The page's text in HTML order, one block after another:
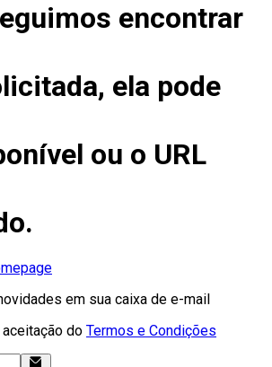
encontrar
ela pode
ou o URL
em sua caixa de e-mail
do Termos e Condições